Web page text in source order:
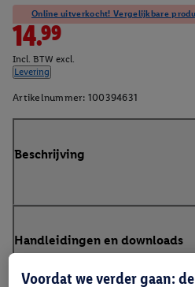
Online uitverkocht! Vergelijkbare
14.99
Incl. BTW excl.
Levering
Artikelnummer: 100394631
Beschrijving
Handleidingen en downloads
Voordat we verder gaan: